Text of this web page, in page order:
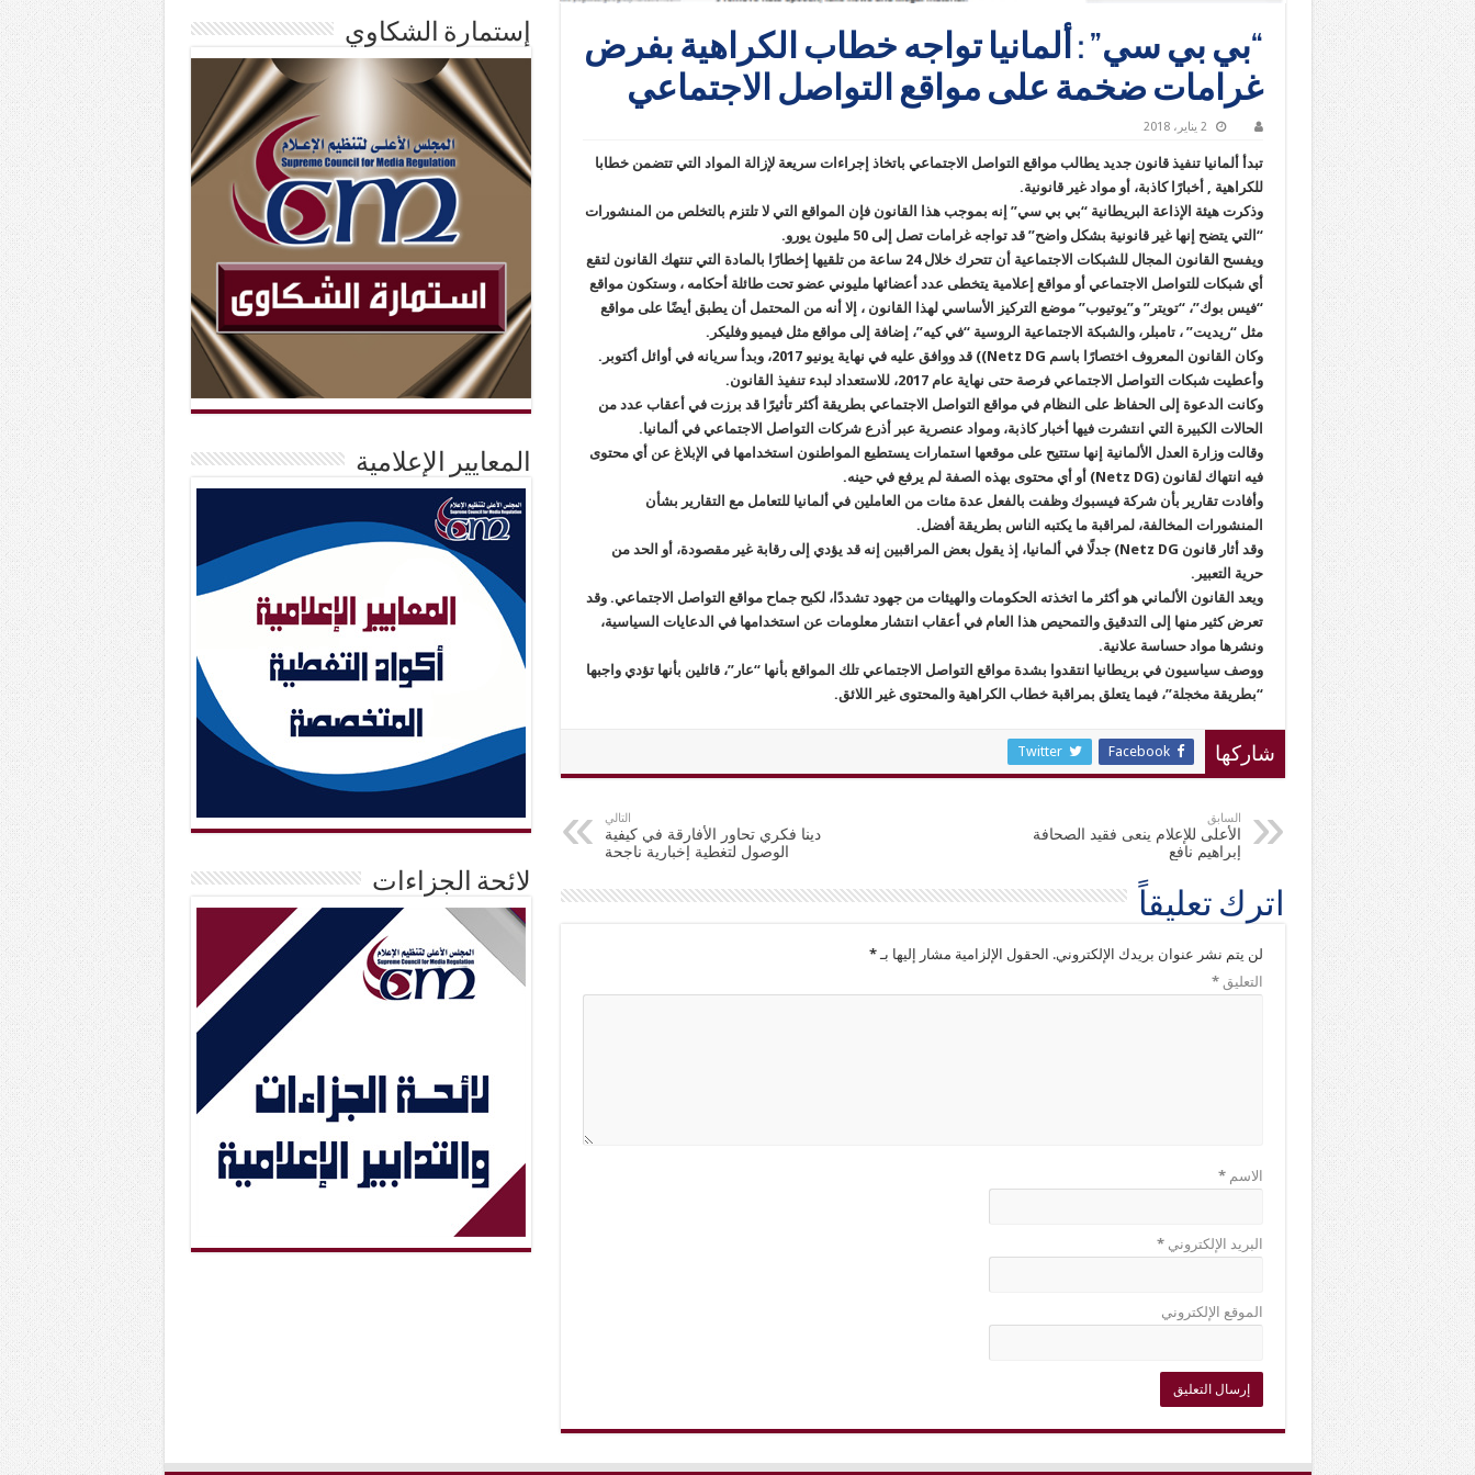
“بي بي سي” : ألمانيا تواجه خطاب الكراهية بفرض
غرامات ضخمة على مواقع التواصل الاجتماعي
2 يناير، 2018
تبدأ ألمانيا تنفيذ قانون جديد يطالب مواقع التواصل الاجتماعي باتخاذ إجراءات سريعة لإزالة المواد التي تتضمن خطابا
للكراهية , أخبارًا كاذبة، أو مواد غير قانونية.
وذكرت هيئة الإذاعة البريطانية “بي بي سي” إنه بموجب هذا القانون فإن المواقع التي لا تلتزم بالتخلص من المنشورات
“التي يتضح إنها غير قانونية بشكل واضح” قد تواجه غرامات تصل إلى 50 مليون يورو.
ويفسح القانون المجال للشبكات الاجتماعية أن تتحرك خلال 24 ساعة من تلقيها إخطارًا بالمادة التي تنتهك القانون لتقع
أي شبكات للتواصل الاجتماعي أو مواقع إعلامية يتخطى عدد أعضائها مليوني عضو تحت طائلة أحكامه ، وستكون مواقع
“فيس بوك”، “تويتر” و”يوتيوب” موضع التركيز الأساسي لهذا القانون ، إلا أنه من المحتمل أن يطبق أيضًا على مواقع
مثل “ريديت” ، تامبلر، والشبكة الاجتماعية الروسية “في كيه”، إضافة إلى مواقع مثل فيميو وفليكر.
وكان القانون المعروف اختصارًا باسم Netz DG)) قد ووافق عليه في نهاية يونيو 2017، وبدأ سريانه في أوائل أكتوبر.
وأعطيت شبكات التواصل الاجتماعي فرصة حتى نهاية عام 2017، للاستعداد لبدء تنفيذ القانون.
وكانت الدعوة إلى الحفاظ على النظام في مواقع التواصل الاجتماعي بطريقة أكثر تأثيرًا قد برزت في أعقاب عدد من
الحالات الكبيرة التي انتشرت فيها أخبار كاذبة، ومواد عنصرية عبر أذرع شركات التواصل الاجتماعي في ألمانيا.
وقالت وزارة العدل الألمانية إنها ستتيح على موقعها استمارات يستطيع المواطنون استخدامها في الإبلاغ عن أي محتوى
فيه انتهاك لقانون (Netz DG) أو أي محتوى بهذه الصفة لم يرفع في حينه.
وأفادت تقارير بأن شركة فيسبوك وظفت بالفعل عدة مئات من العاملين في ألمانيا للتعامل مع التقارير بشأن
المنشورات المخالفة، لمراقبة ما يكتبه الناس بطريقة أفضل.
وقد أثار قانون Netz DG) جدلًا في ألمانيا، إذ يقول بعض المراقبين إنه قد يؤدي إلى رقابة غير مقصودة، أو الحد من
حرية التعبير.
ويعد القانون الألماني هو أكثر ما اتخذته الحكومات والهيئات من جهود تشددًا، لكبح جماح مواقع التواصل الاجتماعي. وقد
تعرض كثير منها إلى التدقيق والتمحيص هذا العام في أعقاب انتشار معلومات عن استخدامها في الدعايات السياسية،
ونشرها مواد حساسة علانية.
ووصف سياسيون في بريطانيا انتقدوا بشدة مواقع التواصل الاجتماعي تلك المواقع بأنها “عار”، قائلين بأنها تؤدي واجبها
“بطريقة مخجلة”، فيما يتعلق بمراقبة خطاب الكراهية والمحتوى غير اللائق.
شاركها Facebook
Twitter
السابق
الأعلى للإعلام ينعى فقيد الصحافة
إبراهيم نافع
التالي
دينا فكري تحاور الأفارقة في كيفية
الوصول لتغطية إخبارية ناجحة
اترك تعليقاً
لن يتم نشر عنوان بريدك الإلكتروني. الحقول الإلزامية مشار إليها بـ*
التعليق*
الاسم*
البريد الإلكتروني*
الموقع الإلكتروني
إستمارة الشكاوي
المعايير الإعلامية
لائحة الجزاءات